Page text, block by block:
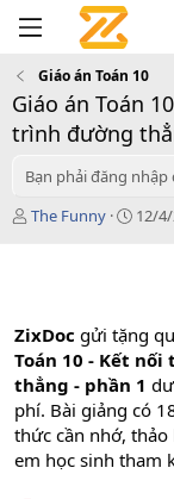
Giáo án Toán 10
Giáo án Toán
trình đường
Bạn phải đăng nhập
T
The Funny
C
o
n
d
a
t
12/
ZixDoc gửi tặng
Toán 10 - Kết
thẳng - phần 1
phí. Bài giảng có
thức cần nhớ,
em học sinh tham